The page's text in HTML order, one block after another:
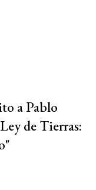
a Pablo
de Tierras: